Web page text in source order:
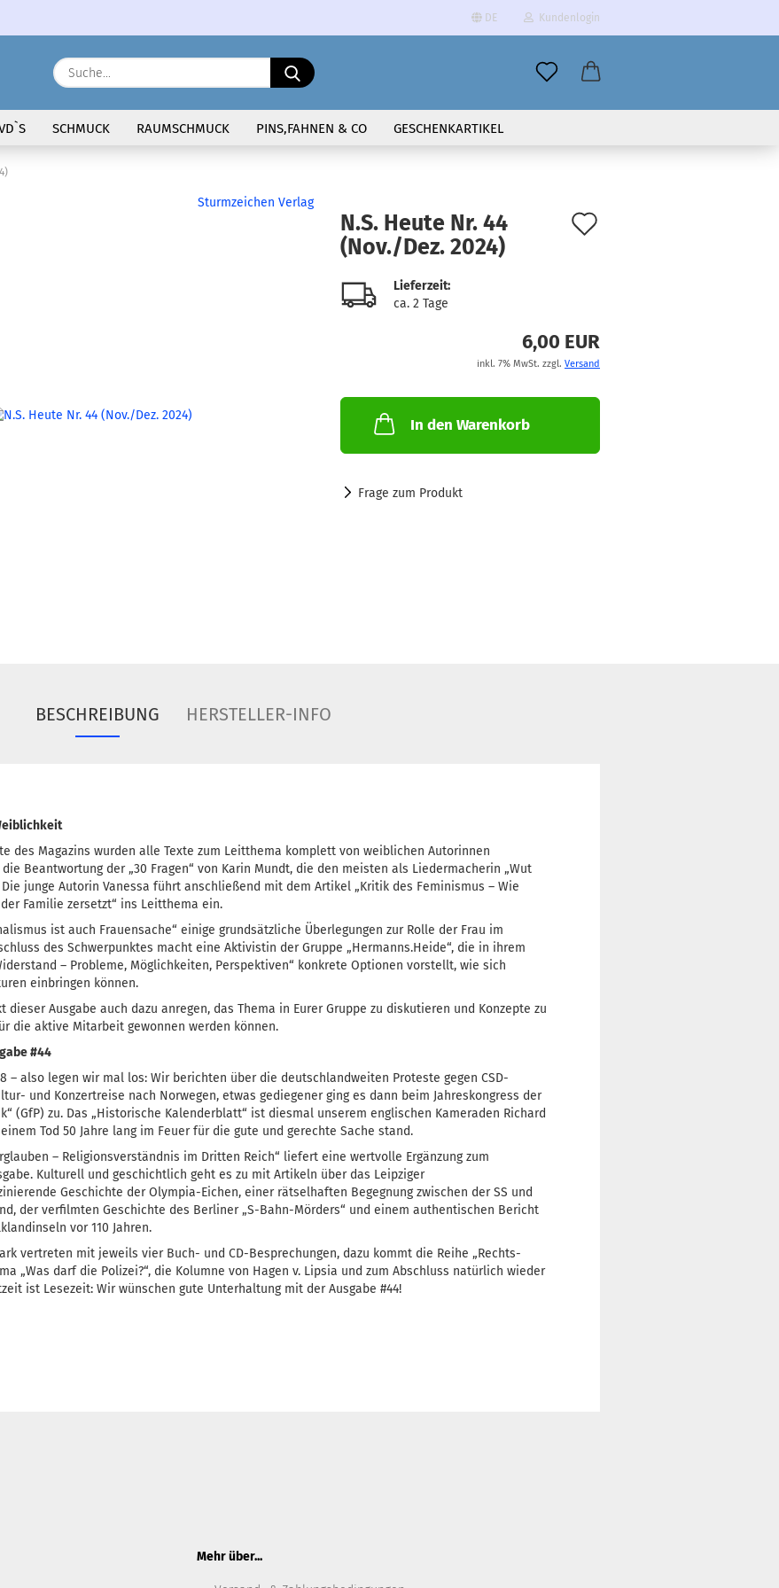
DE
Sprache auswählen
Kundenlogin
Passwort vergessen?
Suche...
SCHMUCK RAUMSCHMUCK PINS,FAHNEN & CO GESCHENKARTIKEL
Sturmzeichen Verlag
N.S. Heute Nr. 44
(Nov./Dez. 2024)
Lieferzeit:
ca. 2 Tage
6,00 EUR
inkl. 7% MwSt. zzgl. Versand
In den Warenkorb
Frage zum Produkt
BESCHREIBUNG HERSTELLER-INFO
des Magazins wurden alle Texte zum Leitthema komplett von weiblichen Autorinnen
Beantwortung der „30 Fragen“ von Karin Mundt, die den meisten als Liedermacherin „Wut
junge Autorin Vanessa führt anschließend mit dem Artikel „Kritik des Feminismus – Wie
Familie zersetzt“ ins Leitthema ein.
ist auch Frauensache“ einige grundsätzliche Überlegungen zur Rolle der Frau im
des Schwerpunktes macht eine Aktivistin der Gruppe „Hermanns.Heide“, die in ihrem
– Probleme, Möglichkeiten, Perspektiven“ konkrete Optionen vorstellt, wie sich
einbringen können.
Ausgabe auch dazu anregen, das Thema in Eurer Gruppe zu diskutieren und Konzepte zu
die aktive Mitarbeit gewonnen werden können.
#44
– also legen wir mal los: Wir berichten über die deutschlandweiten Proteste gegen CSD-
und Konzertreise nach Norwegen, etwas gediegener ging es dann beim Jahreskongress der
(GfP) zu. Das „Historische Kalenderblatt“ ist diesmal unserem englischen Kameraden Richard
Tod 50 Jahre lang im Feuer für die gute und gerechte Sache stand.
– Religionsverständnis im Dritten Reich“ liefert eine wertvolle Ergänzung zum
Kulturell und geschichtlich geht es zu mit Artikeln über das Leipziger
Geschichte der Olympia-Eichen, einer rätselhaften Begegnung zwischen der SS und
der verfilmten Geschichte des Berliner „S-Bahn-Mörders“ und einem authentischen Bericht
vor 110 Jahren.
vertreten mit jeweils vier Buch- und CD-Besprechungen, dazu kommt die Reihe „Rechts-
„Was darf die Polizei?“, die Kolumne von Hagen v. Lipsia und zum Abschluss natürlich wieder
ist Lesezeit: Wir wünschen gute Unterhaltung mit der Ausgabe #44!
Mehr über...